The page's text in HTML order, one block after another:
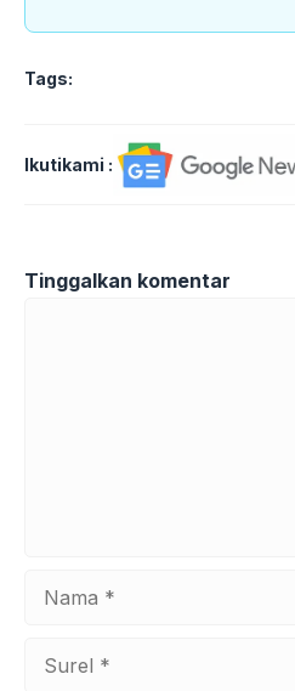
Tags:
Ikutikami :
Tinggalkan komentar